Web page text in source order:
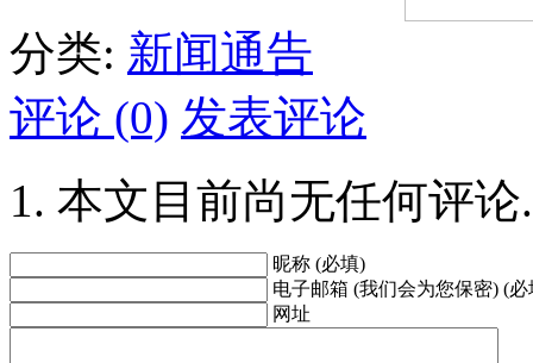
分类: 新闻通告
评论 (0) 发表评论
本文目前尚无任何评论.
昵称 (必填)
电子邮箱 (我们会为您保密) (必
网址